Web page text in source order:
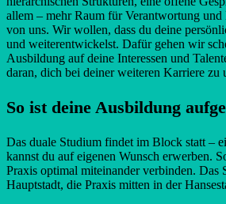
allem – mehr Raum für Verantwortung
von uns. Wir wollen, dass du deine
und weiterentwickelst. Dafür gehen wir
Ausbildung auf deine Interessen und
daran, dich bei deiner weiteren Karriere zu
So ist deine Ausbildung
Das duale Studium findet im Block statt –
kannst du auf eigenen Wunsch erwerben.
Praxis optimal miteinander verbinden. Das
Hauptstadt, die Praxis mitten in der